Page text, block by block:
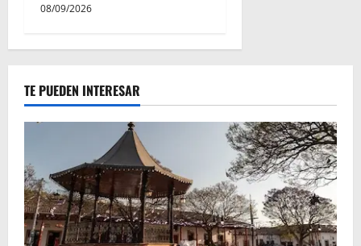
08/09/2026
TE PUEDEN INTERESAR